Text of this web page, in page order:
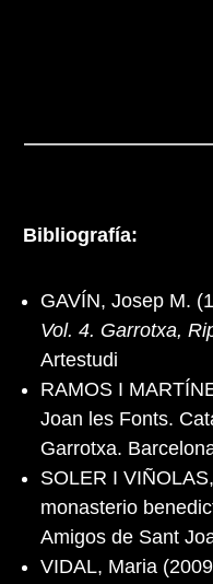
Bibliografía:
GAVÍN, Josep M.
Vol. 4. Garrotxa,
Artestudi
RAMOS I
Joan les Fonts.
Garrotxa.
SOLER I
monasterio
Amigos de Sant
VIDAL, Maria